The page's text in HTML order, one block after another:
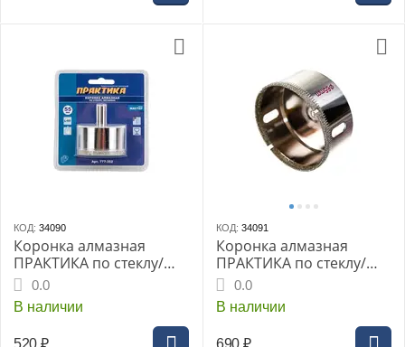
КОД: 34090
Коронка алмазная
ПРАКТИКА по стеклу/
керамике 55мм (1шт
блистер) (777-352)
Мастер
0.0
В наличии
КОД: 34091
Коронка алмазная
ПРАКТИКА по стеклу/
керамике 65мм (1шт
блистер) (777-369)
Мастер
0.0
В наличии